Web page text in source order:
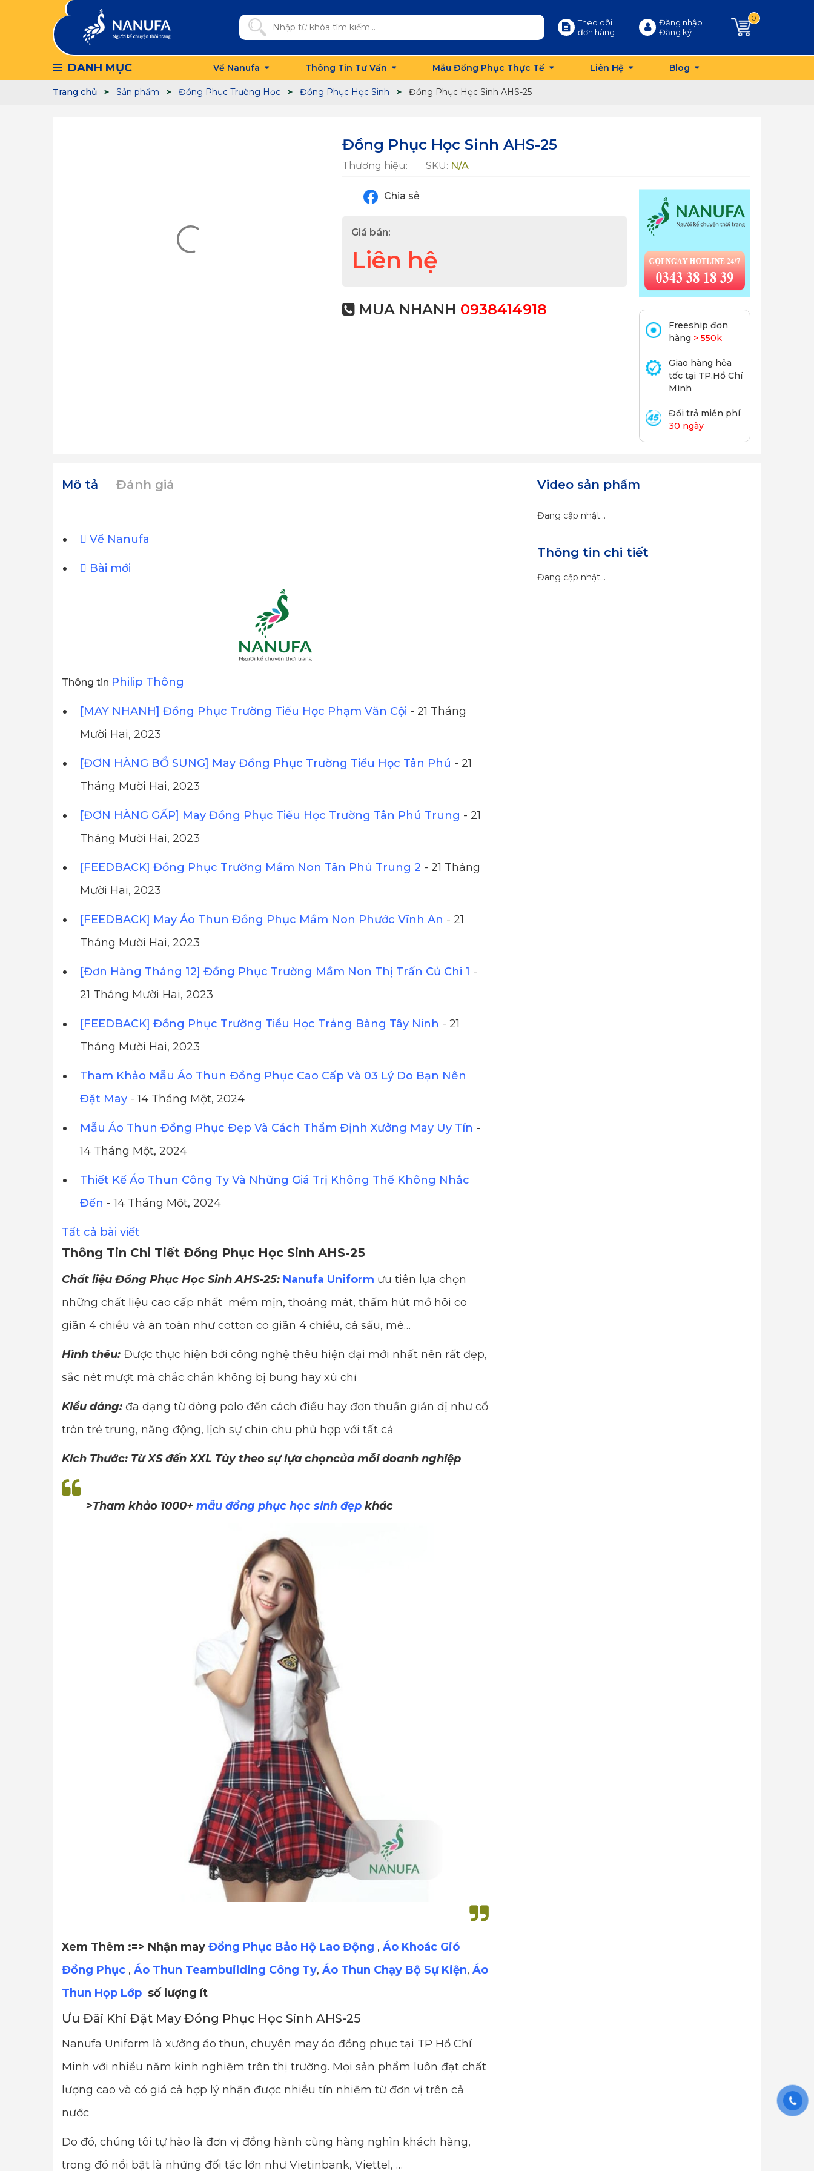
Theo dõi
đơn hàng
Đăng nhập
Đăng ký
0
DANH MỤC Về Nanufa Thông Tin Tư Vấn Mẫu Đồng Phục Thực Tế Liên Hệ Blog
Trang chủ Sản phẩm Đồng Phục Trường Học Đồng Phục Học Sinh Đồng Phục Học Sinh AHS-25
Đồng Phục Học Sinh AHS-25
Thương hiệu: SKU: N/A
Chia sẻ
Giá bán:
Liên hệ
MUA NHANH 0938414918
Freeship đơn
hàng > 550k
Giao hàng hỏa
tốc tại TP.Hồ Chí
Minh
Đổi trả miễn phí
30 ngày
Mô tả Đánh giá
Về Nanufa
Bài mới
Thông tin Philip Thông
[MAY NHANH] Đồng Phục Trường Tiểu Học Phạm Văn Cội - 21 Tháng
Mười Hai, 2023
[ĐƠN HÀNG BỔ SUNG] May Đồng Phục Trường Tiểu Học Tân Phú - 21
Tháng Mười Hai, 2023
[ĐƠN HÀNG GẤP] May Đồng Phục Tiểu Học Trường Tân Phú Trung - 21
Tháng Mười Hai, 2023
[FEEDBACK] Đồng Phục Trường Mầm Non Tân Phú Trung 2 - 21 Tháng
Mười Hai, 2023
[FEEDBACK] May Áo Thun Đồng Phục Mầm Non Phước Vĩnh An - 21
Tháng Mười Hai, 2023
[Đơn Hàng Tháng 12] Đồng Phục Trường Mầm Non Thị Trấn Củ Chi 1 -
21 Tháng Mười Hai, 2023
[FEEDBACK] Đồng Phục Trường Tiểu Học Trảng Bàng Tây Ninh - 21
Tháng Mười Hai, 2023
Tham Khảo Mẫu Áo Thun Đồng Phục Cao Cấp Và 03 Lý Do Bạn Nên
Đặt May - 14 Tháng Một, 2024
Mẫu Áo Thun Đồng Phục Đẹp Và Cách Thẩm Định Xưởng May Uy Tín -
14 Tháng Một, 2024
Thiết Kế Áo Thun Công Ty Và Những Giá Trị Không Thể Không Nhắc
Đến - 14 Tháng Một, 2024
Tất cả bài viết
Thông Tin Chi Tiết Đồng Phục Học Sinh AHS-25
Chất liệu Đồng Phục Học Sinh AHS-25: Nanufa Uniform ưu tiên lựa chọn
những chất liệu cao cấp nhất mềm mịn, thoáng mát, thấm hút mồ hôi co
giãn 4 chiều và an toàn như cotton co giãn 4 chiều, cá sấu, mè…
Hình thêu: Được thực hiện bởi công nghệ thêu hiện đại mới nhất nên rất đẹp,
sắc nét mượt mà chắc chắn không bị bung hay xù chỉ
Kiểu dáng: đa dạng từ dòng polo đến cách điều hay đơn thuần giản dị như cổ
tròn trẻ trung, năng động, lịch sự chỉn chu phù hợp với tất cả
Kích Thước: Từ XS đến XXL Tùy theo sự lựa chọncủa mỗi doanh nghiệp
>Tham khảo 1000+ mẫu đồng phục học sinh đẹp khác
Xem Thêm :=> Nhận may Đồng Phục Bảo Hộ Lao Động , Áo Khoác Gió
Đồng Phục , Áo Thun Teambuilding Công Ty, Áo Thun Chạy Bộ Sự Kiện, Áo
Thun Họp Lớp số lượng ít
Ưu Đãi Khi Đặt May Đồng Phục Học Sinh AHS-25
Nanufa Uniform là xưởng áo thun, chuyên may áo đồng phục tại TP Hồ Chí
Minh với nhiều năm kinh nghiệm trên thị trường. Mọi sản phẩm luôn đạt chất
lượng cao và có giá cả hợp lý nhận được nhiều tín nhiệm từ đơn vị trên cả
nước
Do đó, chúng tôi tự hào là đơn vị đồng hành cùng hàng nghìn khách hàng,
trong đó nổi bật là những đối tác lớn như Vietinbank, Viettel, …
Video sản phẩm
Đang cập nhật...
Thông tin chi tiết
Đang cập nhật...